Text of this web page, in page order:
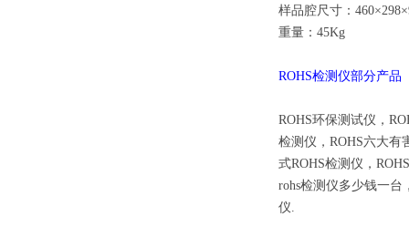
样品腔尺寸： 460×298×
重量： 45Kg
ROHS检测仪部分产品
ROHS环保测试仪，
检测仪， ROHS六大有
式ROHS检测仪， ROHS
rohs检测仪多少钱一台
仪.